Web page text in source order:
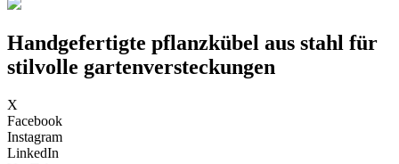
Handgefertigte pflanzkübel aus stahl für
stilvolle gartenversteckungen
X
Facebook
Instagram
LinkedIn